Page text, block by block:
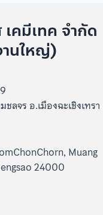
คมีเทค จำกัด
นใหญ่)
ลจร อ.เมืองฉะเชิงเทรา
Muang
24000